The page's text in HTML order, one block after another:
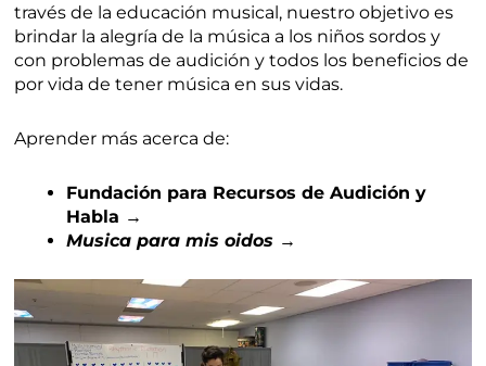
través de la educación musical, nuestro objetivo es
brindar la alegría de la música a los niños sordos y
con problemas de audición y todos los beneficios de
por vida de tener música en sus vidas.
Aprender más acerca de:
Fundación para Recursos de Audición y
Habla →
Musica para mis oidos →